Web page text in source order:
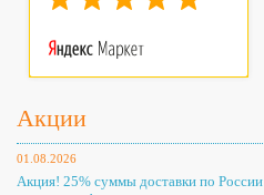
Акции
01.08.2026
Акция! 25% суммы доставки по России